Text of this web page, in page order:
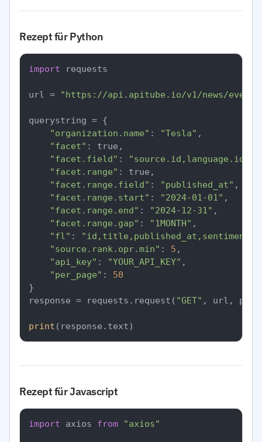
Rezept für Python
import requests
url = "https://api.apitube.io/v1/news/
querystring = {
"organization.name" : "Tesla" ,
"facet" : true,
"facet.field" :
"facet.range" : true,
"facet.range.field" : "published_at" ,
"facet.range.start" : "2024-01-01" ,
"facet.range.end" : "2024-12-31" ,
"facet.range.gap" : "1MONTH" ,
"fl" :
"source.rank.opr.min" : 5 ,
"api_key" : "YOUR_API_KEY" ,
"per_page" : 50
}
response = requests.request( "GET" , url,
print
Rezept für Javascript
import axios from "axios"